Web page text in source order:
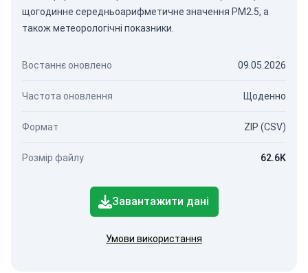
щогодинне середньоарифметичне значення PM2.5, а
також метеорологічні показники.
Востаннє оновлено 09.05.2026
Частота оновлення Щоденно
Формат ZIP (CSV)
Розмір файлу 62.6K
Завантажити дані
Умови використання